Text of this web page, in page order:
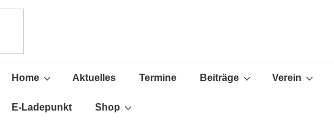
Main
Home Aktuelles Termine Beiträge Verein
E-Ladepunkt Shop